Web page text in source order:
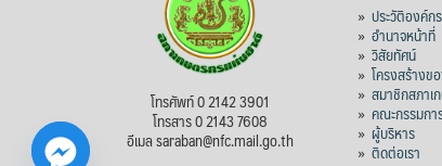
โทรศัพท์ 0 2142 3901
โทรสาร 0 2143 7608
อีเมล saraban@nfc.mail.go.th
»ประวัติองค์กร
»อำนาจหน้าที่
»วิสัยทัศน์
»โครงสร้างข
»สมาชิกสภาเ
»คณะกรรมกา
» ผู้บริหาร
»ติดต่อเรา